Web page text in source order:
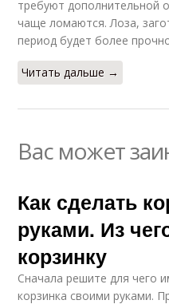
требуют дополнительной
чаще ломаются. Лоза,
период будет более
Читать дальше →
Вас может
Как сделать
руками. Из
корзинку
Сначала решите для чего
корзинка своими руками.